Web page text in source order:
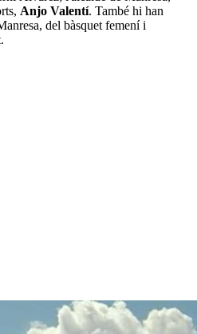
Anjo Valentí. També hi han
del bàsquet femení i